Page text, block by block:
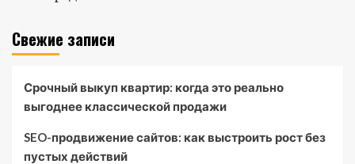
Свежие записи
Срочный выкуп квартир: когда это реально
выгоднее классической продажи
SEO-продвижение сайтов: как выстроить рост без
пустых действий